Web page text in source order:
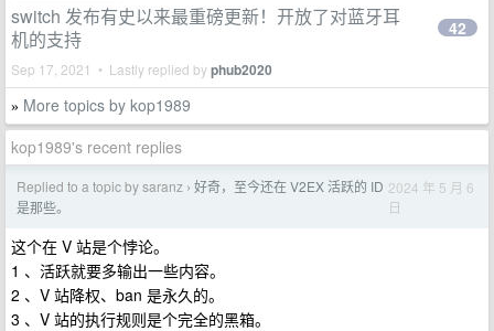
switch 发布有史以来最重磅更新！开放了对蓝牙耳
机的支持
Sep 17, 2021 • Lastly replied byphub2020
42
» More topics by kop1989
kop1989's recent replies
Replied to a topic by saranz › 好奇，至今还在 V2EX 活跃的 ID
是那些。
2024 年 5 月 6
日
这个在 V 站是个悖论。
1 、活跃就要多输出一些内容。
2 、V 站降权、ban 是永久的。
3 、V 站的执行规则是个完全的黑箱。